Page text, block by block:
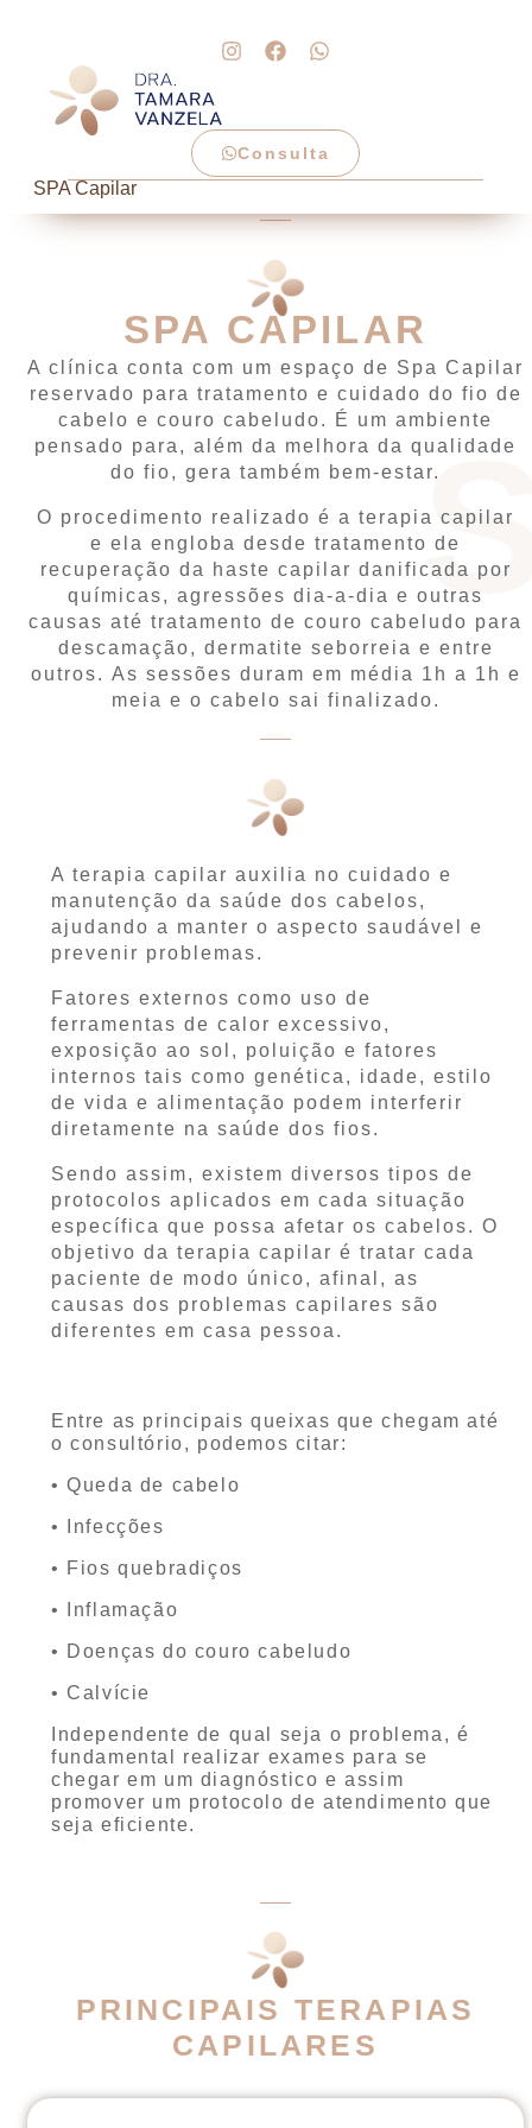
Consulta
SPA Capilar
SPA CAPILAR
A clínica conta com um espaço de Spa Capilar
reservado para tratamento e cuidado do fio de
cabelo e couro cabeludo. É um ambiente
pensado para, além da melhora da qualidade
do fio, gera também bem-estar.
O procedimento realizado é a terapia capilar
e ela engloba desde tratamento de
recuperação da haste capilar danificada por
químicas, agressões dia-a-dia e outras
causas até tratamento de couro cabeludo para
descamação, dermatite seborreia e entre
outros. As sessões duram em média 1h a 1h e
meia e o cabelo sai finalizado.
A terapia capilar auxilia no cuidado e
manutenção da saúde dos cabelos,
ajudando a manter o aspecto saudável e
prevenir problemas.
Fatores externos como uso de
ferramentas de calor excessivo,
exposição ao sol, poluição e fatores
internos tais como genética, idade, estilo
de vida e alimentação podem interferir
diretamente na saúde dos fios.
Sendo assim, existem diversos tipos de
protocolos aplicados em cada situação
específica que possa afetar os cabelos. O
objetivo da terapia capilar é tratar cada
paciente de modo único, afinal, as
causas dos problemas capilares são
diferentes em casa pessoa.
Entre as principais queixas que chegam até
o consultório, podemos citar:
• Queda de cabelo
• Infecções
• Fios quebradiços
• Inflamação
• Doenças do couro cabeludo
• Calvície
Independente de qual seja o problema, é
fundamental realizar exames para se
chegar em um diagnóstico e assim
promover um protocolo de atendimento que
seja eficiente.
PRINCIPAIS TERAPIAS
CAPILARES